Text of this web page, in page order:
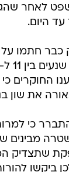
לאחר
עד היום.
חתמו על
החוקרים כי
את שון
כי
מבינים
שתצדיק
ביקשו